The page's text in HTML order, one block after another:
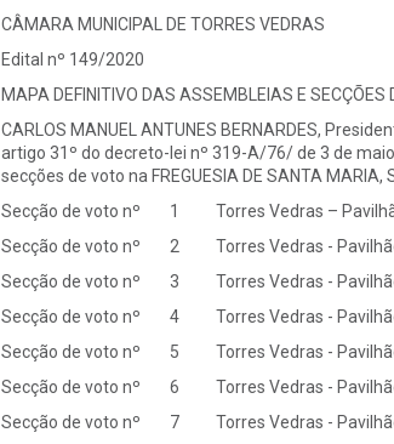
CÂMARA MUNICIPAL DE TORRES VEDRAS
Edital nº 149/2020
MAPA DEFINITIVO DAS ASSEMBLEIAS E SECÇÕES
CARLOS MANUEL ANTUNES BERNARDES,
artigo 31º do decreto-lei nº 319-A/76/ de 3 de
secções de voto na FREGUESIA DE SANTA MARIA,
Secção de voto nº 1 Torres Vedras –
Secção de voto nº 2 Torres Vedras -
Secção de voto nº 3 Torres Vedras -
Secção de voto nº 4 Torres Vedras -
Secção de voto nº 5 Torres Vedras -
Secção de voto nº 6 Torres Vedras -
Secção de voto nº 7 Torres Vedras -